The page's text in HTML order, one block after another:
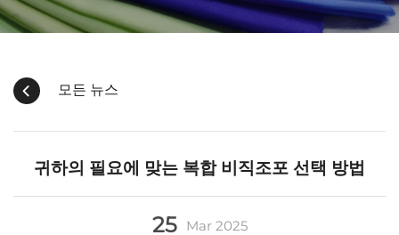
모든 뉴스
귀하의 필요에 맞는 복합 비직조포 선택 방법
25 Mar 2025